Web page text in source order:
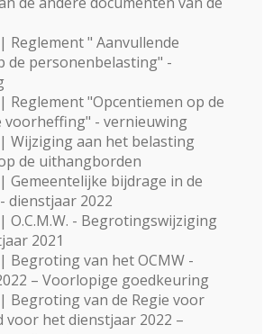
| Reglement " Aanvullende
de personenbelasting" -
| Reglement "Opcentiemen op de
voorheffing" - vernieuwing
| Wijziging aan het belasting
de uithangborden
| Gemeentelijke bijdrage in de
dienstjaar 2022
| O.C.M.W. - Begrotingswijziging
2021
| Begroting van het OCMW -
– Voorlopige goedkeuring
| Begroting van de Regie voor
voor het dienstjaar 2022 –